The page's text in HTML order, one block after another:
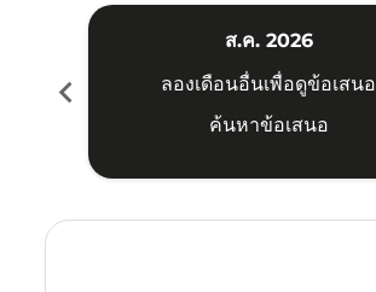
chevron_left
ส.ค. 2026
ลองเดือนอื่นเพื่อดูข้อเสนอ
ค้นหาข้อเสนอ